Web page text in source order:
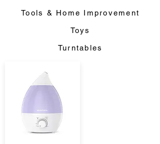
Tools & Home Improvement
Toys
Turntables